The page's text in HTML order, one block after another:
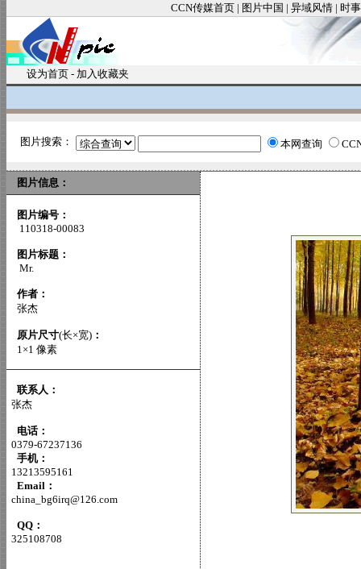
CCN传媒首页 | 图片中国 | 异域风情 | 时
设为首页 - 加入收藏夹
图片搜索： 本网查询
图片信息：
图片编号：
110318-00083
图片标题：
Mr.
作者：
张杰
原片尺寸(长×宽) ：
1×1 像素
联系人：
张杰
电话：
0379-67237136
手机：
13213595161
Email：
china_bg6irq@126.com
QQ：
325108708